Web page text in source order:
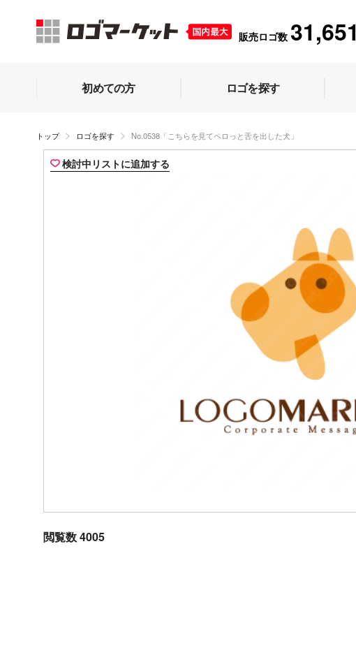
販売ロゴ数 31,651
初めての方 ロゴを探す
トップ ロゴを探す No.0538「こちらを見てペロっと舌を出した犬」
検討中リストに追加する
閲覧数 4005